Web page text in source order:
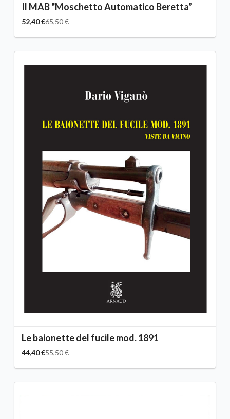
Il MAB "Moschetto Automatico Beretta”
52,40 €65,50 €
Le baionette del fucile mod. 1891
44,40 €55,50 €